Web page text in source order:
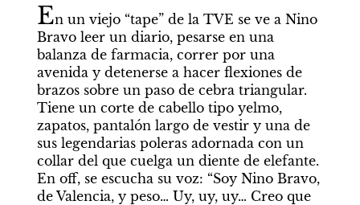
En un viejo “tape” de la TVE se ve a Nino
Bravo leer un diario, pesarse en una
balanza de farmacia, correr por una
avenida y detenerse a hacer flexiones de
brazos sobre un paso de cebra triangular.
Tiene un corte de cabello tipo yelmo,
zapatos, pantalón largo de vestir y una de
sus legendarias poleras adornada con un
collar del que cuelga un diente de elefante.
En off, se escucha su voz: “Soy Nino Bravo,
de Valencia, y peso… Uy, uy, uy… Creo que